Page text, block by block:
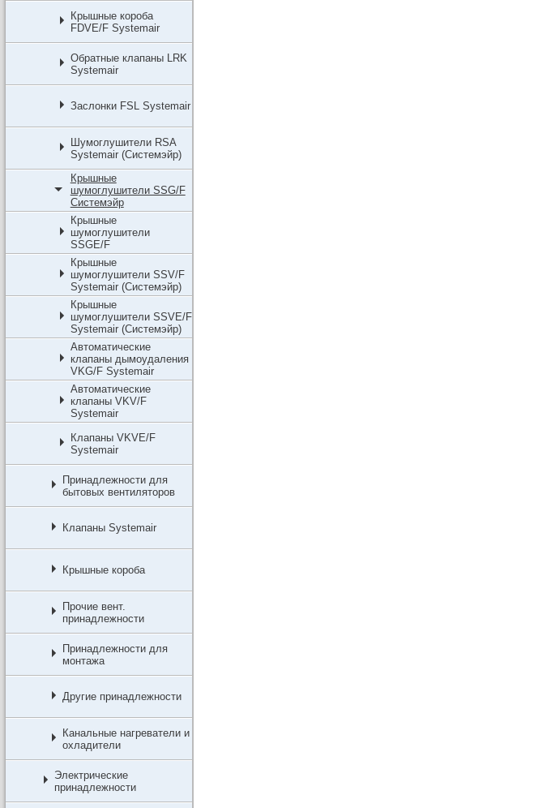
Крышные короба
FDVE/F Systemair
Обратные клапаны LRK
Systemair
Заслонки FSL Systemair
Шумоглушители RSA
Systemair (Системэйр)
Крышные
шумоглушители SSG/F
Системэйр
Крышные
шумоглушители
SSGE/F
Крышные
шумоглушители SSV/F
Systemair (Системэйр)
Крышные
шумоглушители SSVE/F
Systemair (Системэйр)
Автоматические
клапаны дымоудаления
VKG/F Systemair
Автоматические
клапаны VKV/F
Systemair
Клапаны VKVE/F
Systemair
Принадлежности для
бытовых вентиляторов
Клапаны Systemair
Крышные короба
Прочие вент.
принадлежности
Принадлежности для
монтажа
Другие принадлежности
Канальные нагреватели и
охладители
Электрические
принадлежности